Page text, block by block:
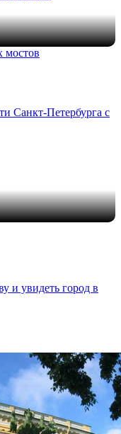
мостов
Санкт-Петербурга с
и увидеть город в